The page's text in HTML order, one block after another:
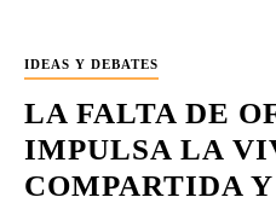
IDEAS Y DEBATES
LA FALTA DE
IMPULSA LA
COMPARTIDA